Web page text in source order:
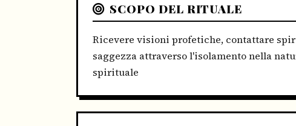
SCOPO DEL RITUALE
Ricevere visioni profetiche, contattare
saggezza attraverso l'isolamento nella
spirituale